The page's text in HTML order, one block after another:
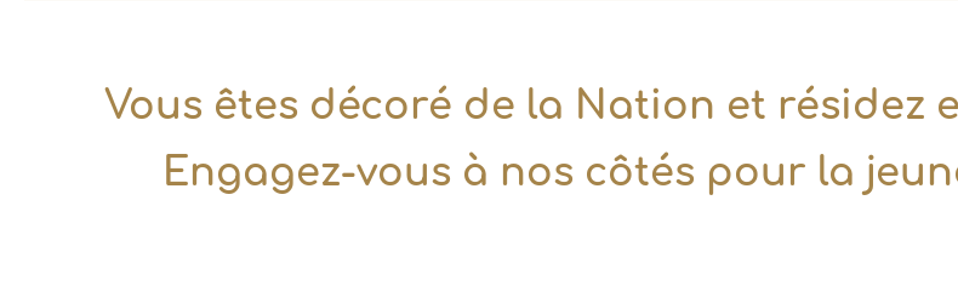
Vous êtes décoré de la Nation et résidez
Engagez-vous à nos côtés pour la